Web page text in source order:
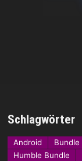
Schlagwörter
Android Bundle
Humble Bundle